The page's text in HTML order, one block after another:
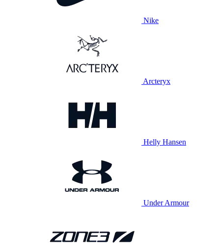
Nike
Arcteryx
Helly Hansen
Under Armour